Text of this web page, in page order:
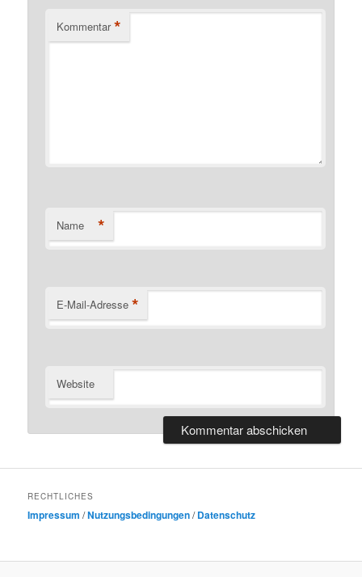
Kommentar *
Name *
E-Mail-Adresse *
Website
RECHTLICHES
Impressum /Nutzungsbedingungen/Datenschutz